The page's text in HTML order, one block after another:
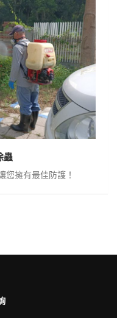
蟲
您擁有最佳防護！